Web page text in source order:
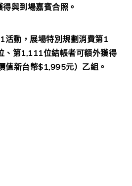
與到場嘉賓合照。
活動，展場特別規劃消費第1
、第1,111位結帳者可額外獲得
值新台幣$1,995元）乙組。